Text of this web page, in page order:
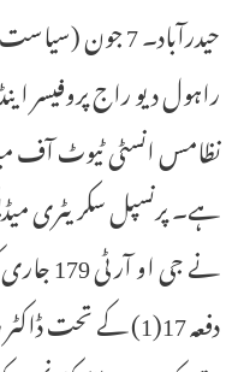
حیدرآباد۔ 7
راہول دیو راج پروفیسر
نظامس انسٹی ٹیوٹ آف
ہے۔ پرنسپل سکریٹری
نے جی
دفعہ 17(1) کے تحت